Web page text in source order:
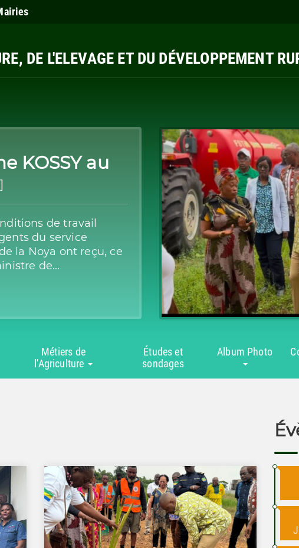
DE L'ELEVAGE ET DU DÉVELOPPEMENT
KOSSY au
de travail
du service
la Noya ont reçu, ce
de...
Métiers de
l'Agriculture
Études et
sondages
Album Photo